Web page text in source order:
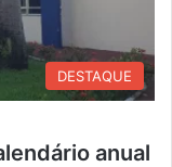
DESTAQUE
anual